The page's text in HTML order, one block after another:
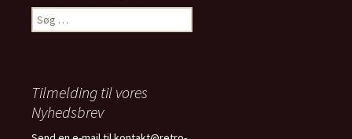
Søg
efter:
Tilmelding til vores
Nyhedsbrev